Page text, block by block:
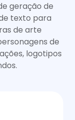
geração de
texto para
de arte
de
logotipos